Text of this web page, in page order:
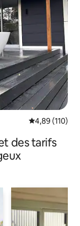
Évaluation
4,89 (110)
des tarifs